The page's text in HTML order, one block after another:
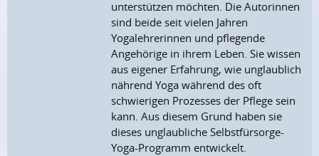
unterstützen möchten. Die Autorinnen
sind beide seit vielen Jahren
Yogalehrerinnen und pflegende
Angehörige in ihrem Leben. Sie wissen
aus eigener Erfahrung, wie unglaublich
nährend Yoga während des oft
schwierigen Prozesses der Pflege sein
kann. Aus diesem Grund haben sie
dieses unglaubliche Selbstfürsorge-
Yoga-Programm entwickelt.